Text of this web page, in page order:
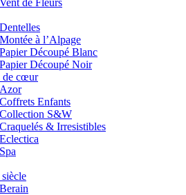
Dentelles
Montée à l’Alpage
Papier Découpé Blanc
Papier Découpé Noir
de cœur
Azor
Coffrets Enfants
Collection S&W
Craquelés & Irresistibles
Eclectica
Spa
Berain